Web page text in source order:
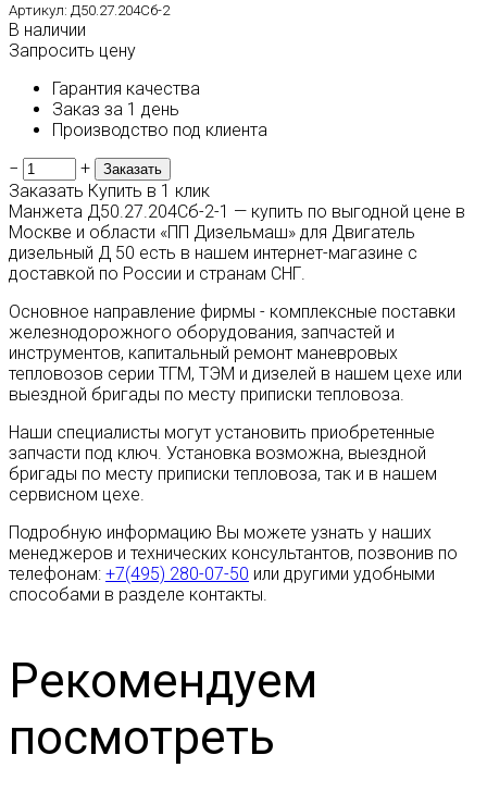
Артикул: Д50.27.204Сб-2
В наличии
Запросить цену
Гарантия качества
Заказ за 1 день
Производство под клиента
−
+
Заказать Купить в 1 клик
Манжета Д50.27.204Сб-2-1 — купить по выгодной цене в
Москве и области «ПП Дизельмаш» для Двигатель
дизельный Д 50 есть в нашем интернет-магазине с
доставкой по России и странам СНГ.
Основное направление фирмы - комплексные поставки
железнодорожного оборудования, запчастей и
инструментов, капитальный ремонт маневровых
тепловозов серии ТГМ, ТЭМ и дизелей в нашем цехе или
выездной бригады по месту приписки тепловоза.
Наши специалисты могут установить приобретенные
запчасти под ключ. Установка возможна, выездной
бригады по месту приписки тепловоза, так и в нашем
сервисном цехе.
Подробную информацию Вы можете узнать у наших
менеджеров и технических консультантов, позвонив по
телефонам: +7(495) 280-07-50 или другими удобными
способами в разделе контакты.
Рекомендуем
посмотреть